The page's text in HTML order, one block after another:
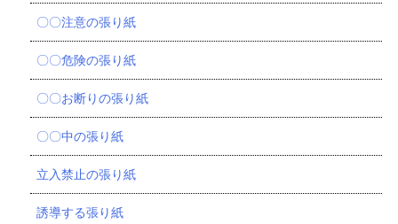
〇〇注意の張り紙
〇〇危険の張り紙
〇〇お断りの張り紙
〇〇中の張り紙
立入禁止の張り紙
誘導する張り紙